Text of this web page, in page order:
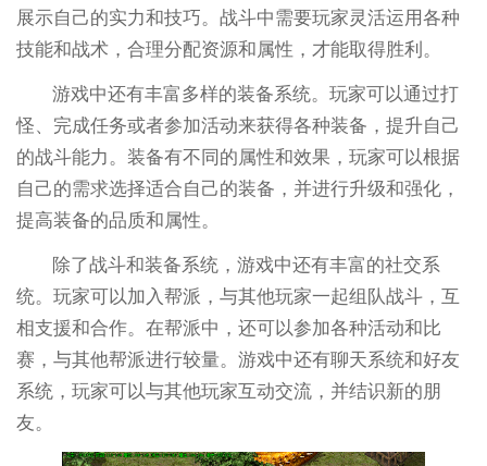
展示自己的实力和技巧。战斗中需要玩家灵活运用各种
技能和战术，合理分配资源和属性，才能取得胜利。
游戏中还有丰富多样的装备系统。玩家可以通过打
怪、完成任务或者参加活动来获得各种装备，提升自己
的战斗能力。装备有不同的属性和效果，玩家可以根据
自己的需求选择适合自己的装备，并进行升级和强化，
提高装备的品质和属性。
除了战斗和装备系统，游戏中还有丰富的社交系
统。玩家可以加入帮派，与其他玩家一起组队战斗，互
相支援和合作。在帮派中，还可以参加各种活动和比
赛，与其他帮派进行较量。游戏中还有聊天系统和好友
系统，玩家可以与其他玩家互动交流，并结识新的朋
友。